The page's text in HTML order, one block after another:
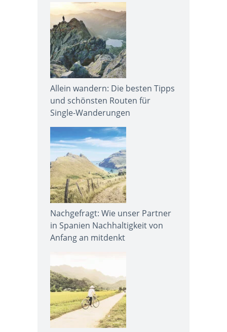
Allein wandern: Die besten Tipps
und schönsten Routen für
Single-Wanderungen
Nachgefragt: Wie unser Partner
in Spanien Nachhaltigkeit von
Anfang an mitdenkt